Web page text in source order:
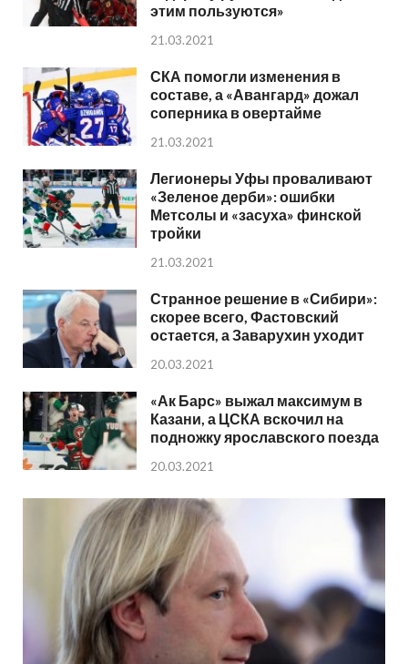
этим пользуются»
21.03.2021
СКА помогли изменения в
составе, а «Авангард» дожал
соперника в овертайме
21.03.2021
Легионеры Уфы проваливают
«Зеленое дерби»: ошибки
Метсолы и «засуха» финской
тройки
21.03.2021
Странное решение в «Сибири»:
скорее всего, Фастовский
остается, а Заварухин уходит
20.03.2021
«Ак Барс» выжал максимум в
Казани, а ЦСКА вскочил на
подножку ярославского поезда
20.03.2021